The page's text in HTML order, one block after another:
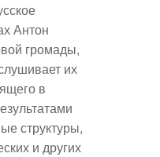
Антон
громады,
их
в
структуры,
и других